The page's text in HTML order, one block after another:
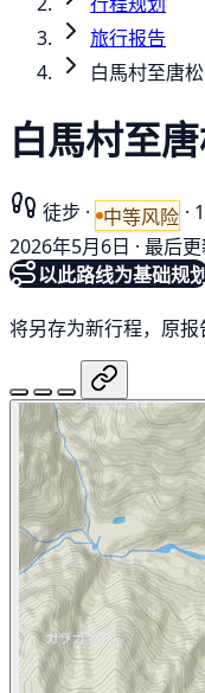
旅行报告
白馬村至唐
白馬村至
徒步 · 中等风险 ·
2026年5月6日 · 最后
以此路线为基础规
将另存为新行程，原报